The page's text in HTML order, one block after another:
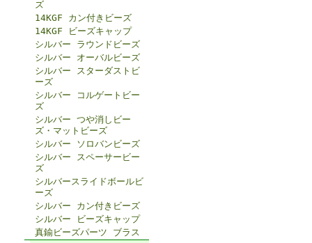
ズ
14KGF カン付きビーズ
14KGF ビーズキャップ
シルバー ラウンドビーズ
シルバー オーバルビーズ
シルバー スターダストビ
ーズ
シルバー コルゲートビー
ズ
シルバー つや消しビー
ズ・マットビーズ
シルバー ソロバンビーズ
シルバー スペーサービー
ズ
シルバースライドボールビ
ーズ
シルバー カン付きビーズ
シルバー ビーズキャップ
真鍮ビーズパーツ ブラス